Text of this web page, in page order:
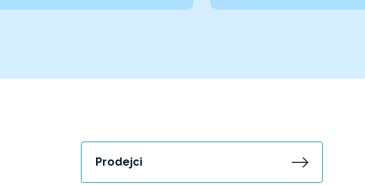
Prodejci